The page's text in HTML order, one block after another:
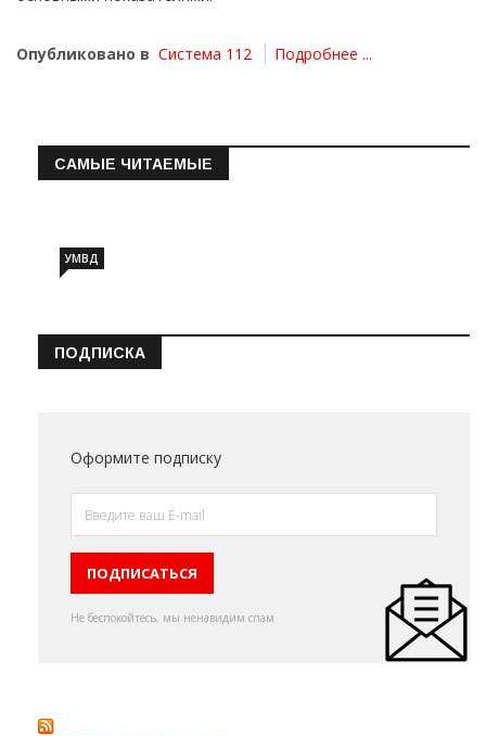
Опубликовано в Система 112 Подробнее ...
САМЫЕ ЧИТАЕМЫЕ
УМВД
ПОДПИСКА
Оформите подписку
Не беспокойтесь, мы ненавидим спам